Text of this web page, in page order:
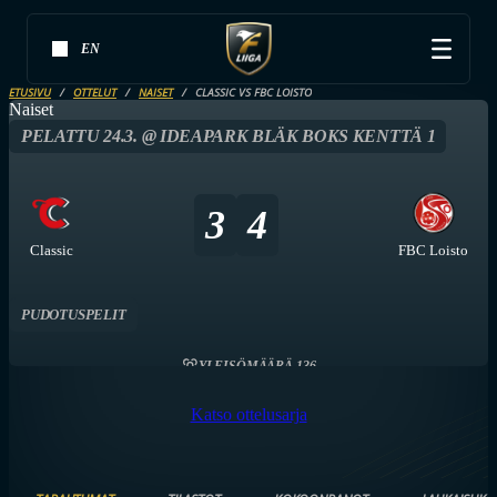
EN
ETUSIVU OTTELUT NAISET CLASSIC VS FBC LOISTO
Naiset
PELATTU 24.3. @ IDEAPARK BLÄK BOKS KENTTÄ 1
Classic
3 4
FBC Loisto
PUDOTUSPELIT
YLEISÖMÄÄRÄ 136
Katso ottelusarja